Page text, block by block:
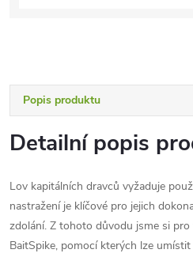
Popis produktu
Detailní popis
Lov kapitálních dravců vyžaduje
nastražení je klíčové pro jejich
zdolání. Z tohoto důvodu jsme si
BaitSpike, pomocí kterých lze